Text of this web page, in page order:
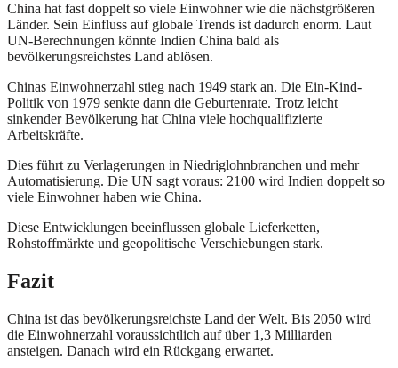
China hat fast doppelt so viele Einwohner wie die nächstgrößeren
Länder. Sein Einfluss auf globale Trends ist dadurch enorm. Laut
UN-Berechnungen könnte Indien China bald als
bevölkerungsreichstes Land ablösen.
Chinas Einwohnerzahl stieg nach 1949 stark an. Die Ein-Kind-
Politik von 1979 senkte dann die Geburtenrate. Trotz leicht
sinkender Bevölkerung hat China viele hochqualifizierte
Arbeitskräfte.
Dies führt zu Verlagerungen in Niedriglohnbranchen und mehr
Automatisierung. Die UN sagt voraus: 2100 wird Indien doppelt so
viele Einwohner haben wie China.
Diese Entwicklungen beeinflussen globale Lieferketten,
Rohstoffmärkte und geopolitische Verschiebungen stark.
Fazit
China ist das bevölkerungsreichste Land der Welt. Bis 2050 wird
die Einwohnerzahl voraussichtlich auf über 1,3 Milliarden
ansteigen. Danach wird ein Rückgang erwartet.